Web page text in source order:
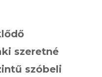
szeretné
szóbeli